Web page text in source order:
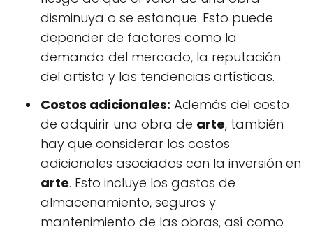
disminuya o se estanque. Esto puede
depender de factores como la
demanda del mercado, la reputación
del artista y las tendencias artísticas.
Costos adicionales: Además del costo
de adquirir una obra de arte, también
hay que considerar los costos
adicionales asociados con la inversión en
arte. Esto incluye los gastos de
almacenamiento, seguros y
mantenimiento de las obras, así como